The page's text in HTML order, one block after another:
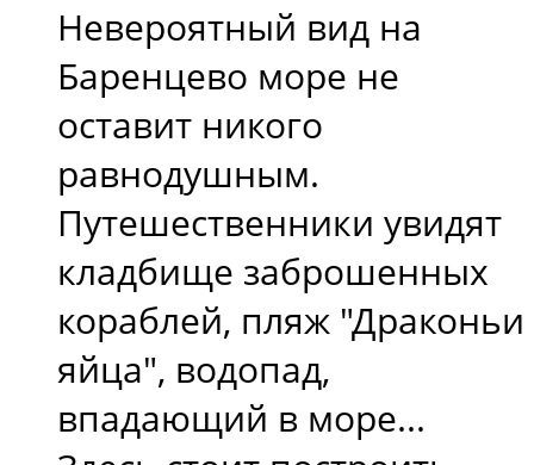
Невероятный вид на
Баренцево море не
оставит никого
равнодушным.
Путешественники увидят
кладбище заброшенных
кораблей, пляж "Драконьи
яйца", водопад,
впадающий в море...